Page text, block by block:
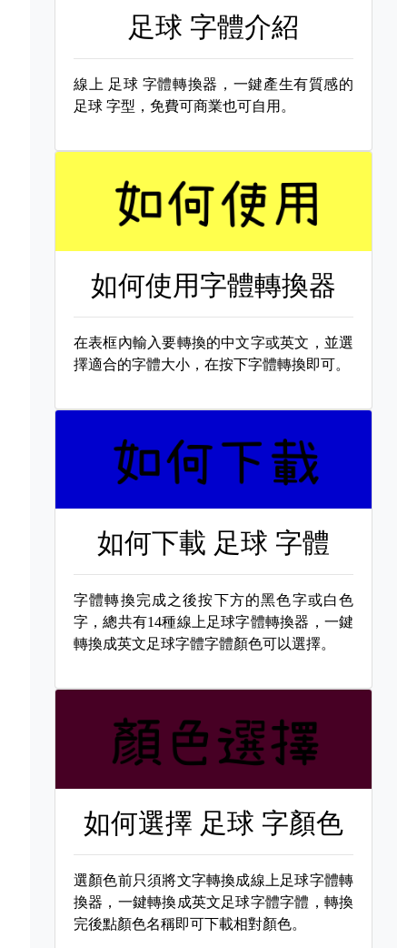
足球 字體介紹
線上 足球 字體轉換器，一鍵產生有質感的
足球 字型，免費可商業也可自用。
如何使用字體轉換器
在表框內輸入要轉換的中文字或英文，並選
擇適合的字體大小，在按下字體轉換即可。
如何下載 足球 字體
字體轉換完成之後按下方的黑色字或白色
字，總共有14種線上足球字體轉換器，一鍵
轉換成英文足球字體字體顏色可以選擇。
如何選擇 足球 字顏色
選顏色前只須將文字轉換成線上足球字體轉
換器，一鍵轉換成英文足球字體字體，轉換
完後點顏色名稱即可下載相對顏色。